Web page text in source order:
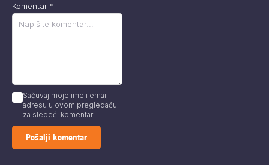
Komentar *
Sačuvaj moje ime i email
adresu u ovom pregledaču
za sledeći komentar.